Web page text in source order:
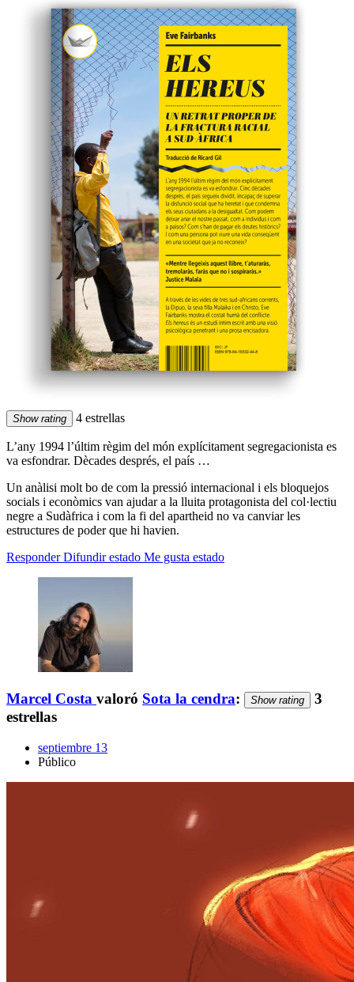
Show rating 4 estrellas
L’any 1994 l’últim règim del món explícitament segregacionista es
va esfondrar. Dècades després, el país …
Un anàlisi molt bo de com la pressió internacional i els bloquejos
socials i econòmics van ajudar a la lluita protagonista del col·lectiu
negre a Sudàfrica i com la fi del apartheid no va canviar les
estructures de poder que hi havien.
Responder Difundir estado Me gusta estado
Marcel Costa valoró Sota la cendra: Show rating
3
estrellas
septiembre 13
Público